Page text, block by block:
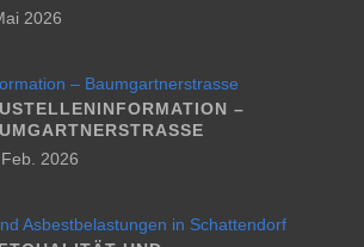
2026
–
2026